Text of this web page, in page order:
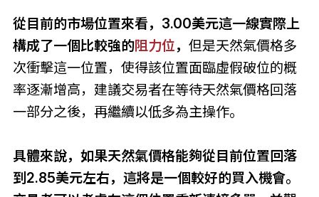
從目前的市場位置來看，3.00美元這一線實際上
構成了一個比較強的阻力位， 但是天然氣價格多
次衝擊這一位置，使得該位置面臨虛假破位的概
率逐漸增高，建議交易者在等待天然氣價格回落
一部分之後，再繼續以低多為主操作。
具體來說，如果天然氣價格能夠從目前位置回落
到2.85美元左右，這將是一個較好的買入機會。